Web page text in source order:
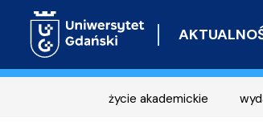
życie akademickie